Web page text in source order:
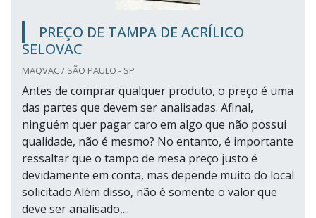
PREÇO DE TAMPA DE ACRÍLICO
SELOVAC
MAQVAC / SÃO PAULO - SP
Antes de comprar qualquer produto, o preço é uma
das partes que devem ser analisadas. Afinal,
ninguém quer pagar caro em algo que não possui
qualidade, não é mesmo? No entanto, é importante
ressaltar que o tampo de mesa preço justo é
devidamente em conta, mas depende muito do local
solicitado.Além disso, não é somente o valor que
deve ser analisado,...